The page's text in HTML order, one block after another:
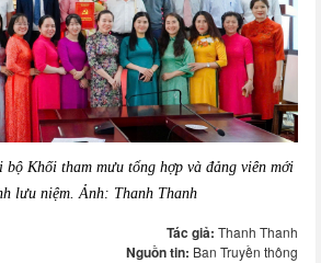
bộ Khối tham mưu tổng hợp và đảng viên mới
lưu niệm. Ảnh: Thanh Thanh
Tác giả: Thanh Thanh
Nguồn tin: Ban Truyền thông